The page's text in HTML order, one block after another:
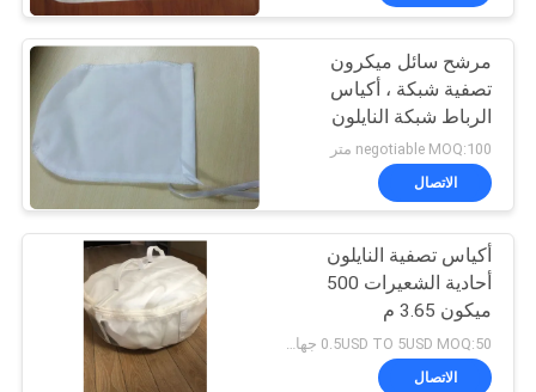
مرشح سائل ميكرون
تصفية شبكة ، أكياس
الرباط شبكة النايلون
negotiable MOQ:100 متر
الاتصال
أكياس تصفية النايلون
أحادية الشعيرات 500
ميكون 3.65 م
0.5USD TO 5USD MOQ:50 جهاز كمبيوتر شخصى
الاتصال